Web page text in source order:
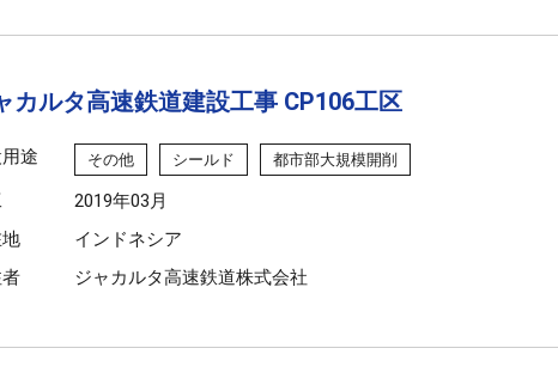
カルタ高速鉄道建設工事 CP106工区
途 その他 シールド 都市部大規模開削
2019年03月
インドネシア
ジャカルタ高速鉄道株式会社